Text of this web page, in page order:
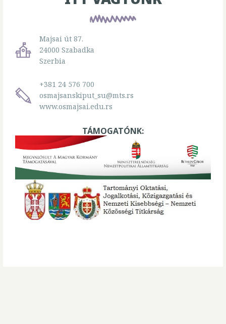
Majsai út 87.
24000 Szabadka
Szerbia
+381 24 576 700
osmajsanskiput_su@mts.rs
www.osmajsai.edu.rs
TÁMOGATÓNK: